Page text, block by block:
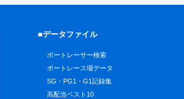
■データファイル
ボートレーサー検索
ボートレース場データ
SG・PG1・G1記録集
高配当ベスト10